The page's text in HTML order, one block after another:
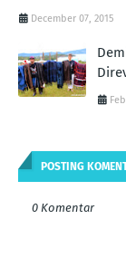
December 07, 2015
POSTING
0 Komentar